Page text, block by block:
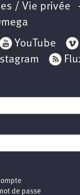
/ Vie privée
YouTube
de passe